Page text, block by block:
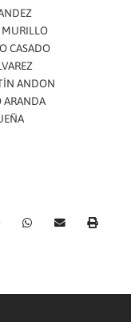
MURILLO
CASADO
ANDON
ARANDA